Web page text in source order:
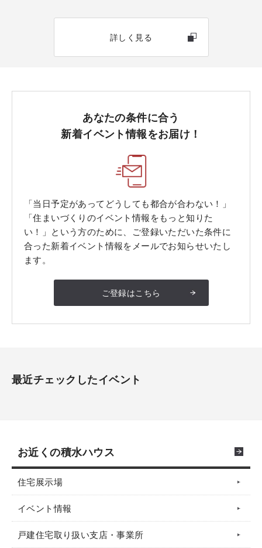
詳しく見る
あなたの条件に合う
新着イベント情報をお届け！
「当日予定があってどうしても都合が合わない！」
「住まいづくりのイベント情報をもっと知りた
い！」という方のために、ご登録いただいた条件に
合った新着イベント情報をメールでお知らせいたし
ます。
ご登録はこちら
最近チェックしたイベント
お近くの積水ハウス
住宅展示場
イベント情報
戸建住宅取り扱い支店・事業所